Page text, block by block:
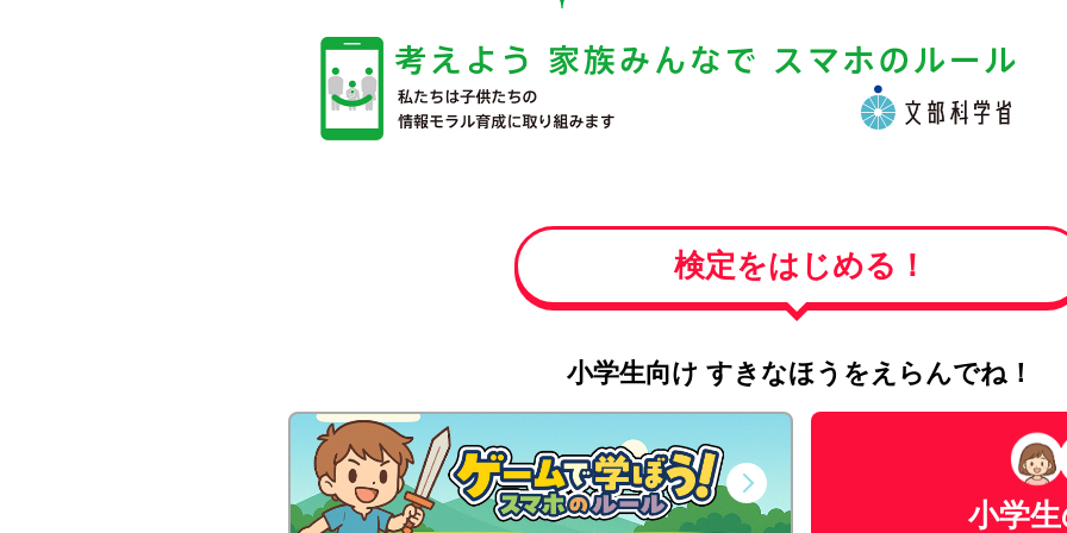
検定をはじめる！
小学生向け すきなほうをえらんでね！
小学